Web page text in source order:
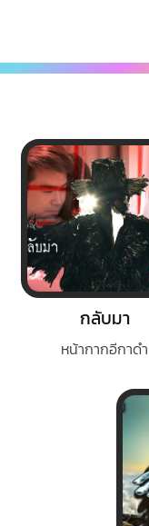
กลับมา
หน้ากากอีกาดำ